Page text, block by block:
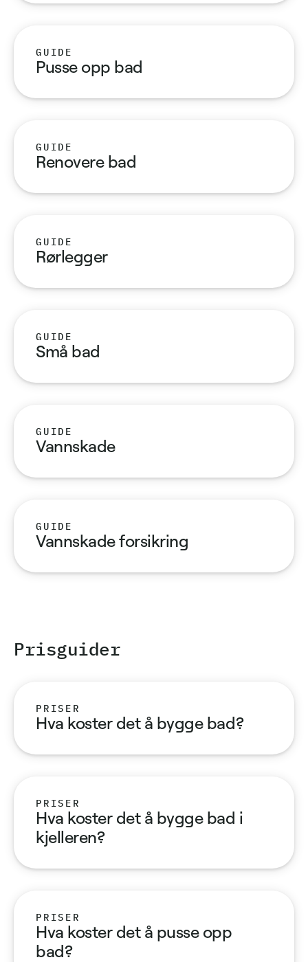
GUIDE
Pusse opp bad
GUIDE
Renovere bad
GUIDE
Rørlegger
GUIDE
Små bad
GUIDE
Vannskade
GUIDE
Vannskade forsikring
Pris­guider
PRISER
Hva koster det å bygge bad?
PRISER
Hva koster det å bygge bad i
kjelleren?
PRISER
Hva koster det å pusse opp
bad?